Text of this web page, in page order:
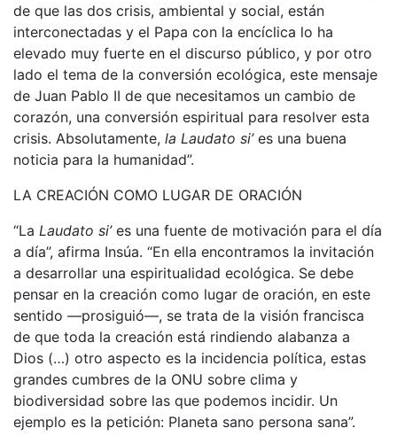
de que las dos crisis, ambiental y social, están
interconectadas y el Papa con la encíclica lo ha
elevado muy fuerte en el discurso público, y por otro
lado el tema de la conversión ecológica, este mensaje
de Juan Pablo II de que necesitamos un cambio de
corazón, una conversión espiritual para resolver esta
crisis. Absolutamente, la Laudato si’es una buena
noticia para la humanidad”.
LA CREACIÓN COMO LUGAR DE ORACIÓN
“La Laudato si’es una fuente de motivación para el día
a día”, afirma Insúa. “En ella encontramos la invitación
a desarrollar una espiritualidad ecológica. Se debe
pensar en la creación como lugar de oración, en este
sentido —prosiguió—, se trata de la visión francisca
de que toda la creación está rindiendo alabanza a
Dios (…) otro aspecto es la incidencia política, estas
grandes cumbres de la ONU sobre clima y
biodiversidad sobre las que podemos incidir. Un
ejemplo es la petición: Planeta sano persona sana”.